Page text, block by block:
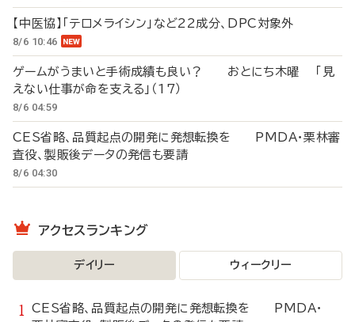
【中医協】「テロメライシン」など22成分、DPC対象外
8/6 10:46
ゲームがうまいと手術成績も良い？ おとにち木曜 「見
えない仕事が命を支える」（17）
8/6 04:59
CES省略、品質起点の開発に発想転換を PMDA・栗林審
査役、製販後データの発信も要請
8/6 04:30
アクセスランキング
デイリー ウィークリー
CES省略、品質起点の開発に発想転換を PMDA・